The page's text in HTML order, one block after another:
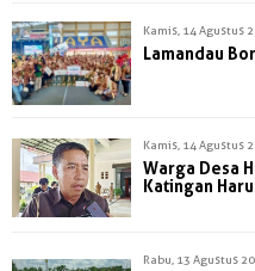
Kamis, 14 Agustus
Lamandau
Kamis, 14 Agustus
Warga Desa
Katingan
Rabu, 13 Agustus